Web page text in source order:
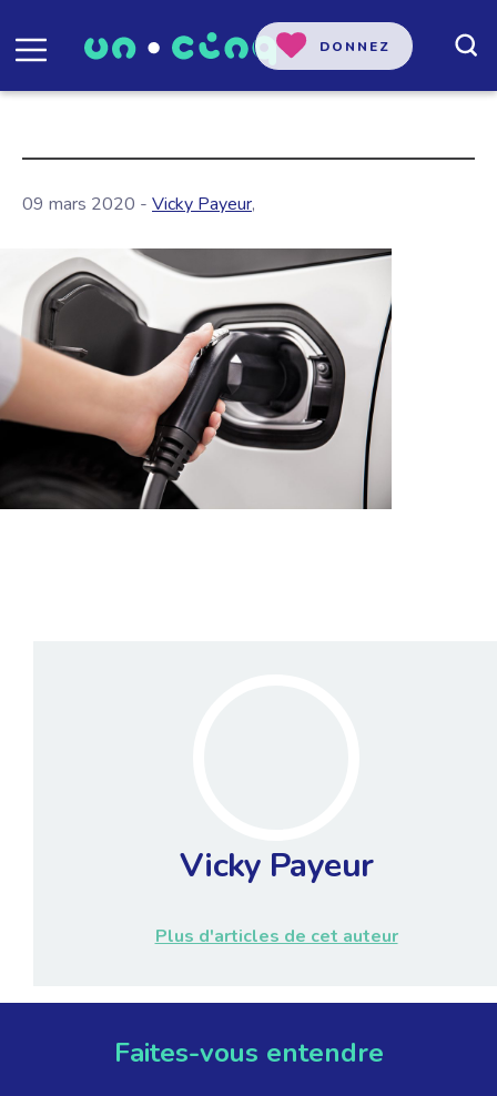
DONNEZ
09 mars 2020 - Vicky Payeur,
Vicky Payeur
Plus d'articles de cet auteur
Faites-vous entendre